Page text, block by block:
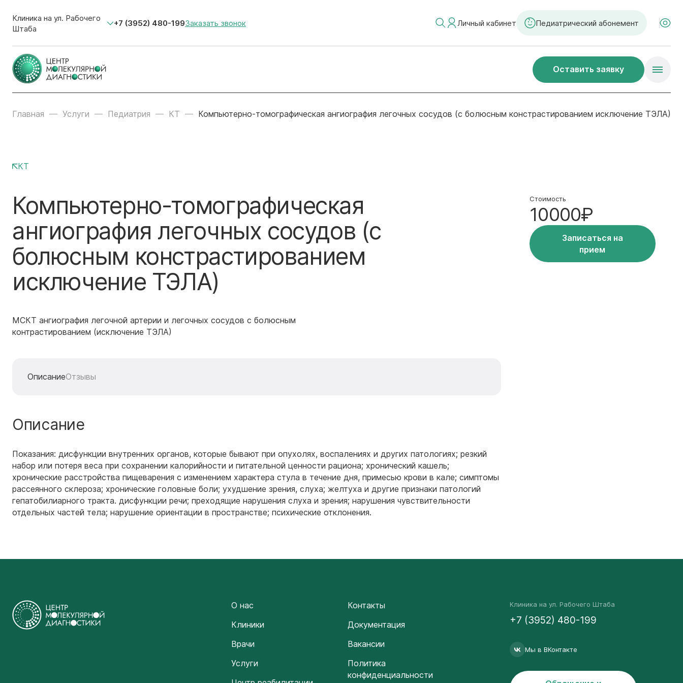
Клиника на ул. Рабочего
Штаба
+7 (3952) 480-199Заказать звонок Личный кабинет Педиатрический абонемент
Оставить заявку
Главная Услуги Педиатрия КТ Компьютерно-томографическая ангиография легочных сосудов (с болюсным констрастированием исключение ТЭЛА)
КТ
Компьютерно-томографическая
ангиография легочных сосудов (с
болюсным констрастированием
исключение ТЭЛА)
МСКТ ангиография легочной артерии и легочных сосудов с болюсным
контрастированием (исключение ТЭЛА)
ОписаниеОтзывы
Описание
Показания: дисфункции внутренних органов, которые бывают при опухолях, воспалениях и других патологиях; резкий
набор или потеря веса при сохранении калорийности и питательной ценности рациона; хронический кашель;
хронические расстройства пищеварения с изменением характера стула в течение дня, примесью крови в кале; симптомы
рассеянного склероза; хронические головные боли; ухудшение зрения, слуха; желтуха и другие признаки патологий
гепатобилиарного тракта. дисфункции речи; преходящие нарушения слуха и зрения; нарушения чувствительности
отдельных частей тела; нарушение ориентации в пространстве; психические отклонения.
Стоимость
10000₽
Записаться на
прием
О нас
Клиники
Врачи
Услуги
Контакты
Документация
Вакансии
Политика
конфиденциальности
Клиника на ул. Рабочего Штаба
+7 (3952) 480-199
Мы в ВКонтакте